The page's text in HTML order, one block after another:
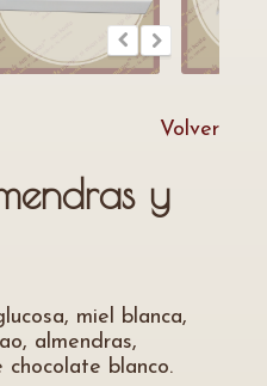
Volver
y
miel blanca,
almendras,
chocolate blanco.